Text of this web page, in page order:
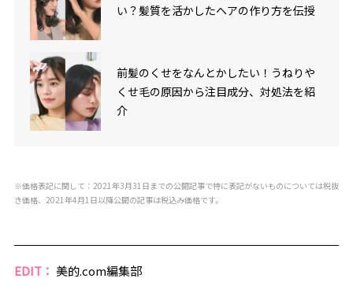
い？髪質を活かしたヘアの作り方を伝授
前髪のくせをなんとかしたい！うねりや
くせ毛の原因から注目成分、対処法を紹
介
※価格表記に関して：2021年3月31日までの公開記事で特に表記がないものについては税抜
き価格、2021年4月1日以降公開の記事は税込み価格です。
EDIT： 美的.com編集部